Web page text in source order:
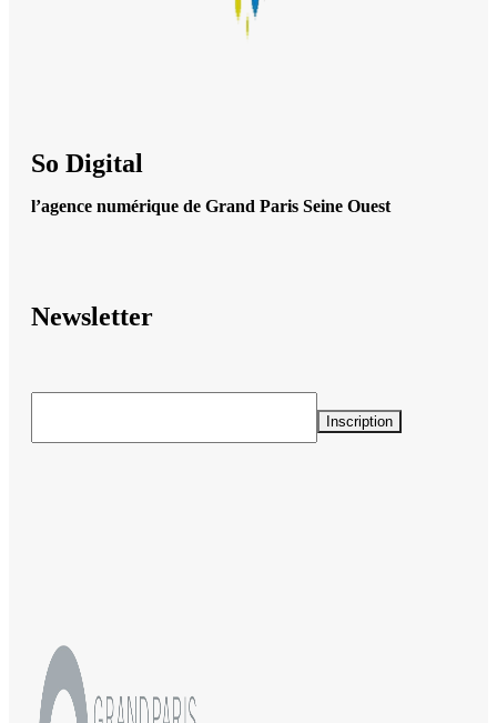
So Digital
l’agence numérique de Grand Paris Seine Ouest
Newsletter